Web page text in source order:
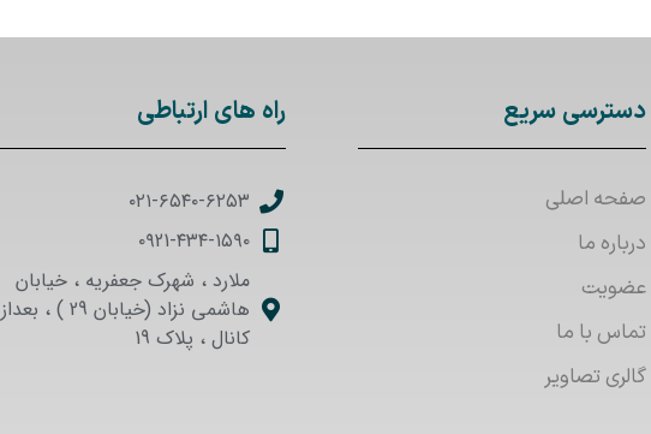
دسترسی سریع
صفحه اصلی
درباره ما
عضویت
تماس با ما
گالری تصاویر
راه های ارتباطی
۰۲۱-۶۵۴۰-۶۲۵۳
۰۹21-۴۳۴-۱۵۹۰
ملارد ، شهرک جعفریه ، خیابان
هاشمی نزاد (خیابان 29 ) ، بعداز
کانال ، پلاک 19